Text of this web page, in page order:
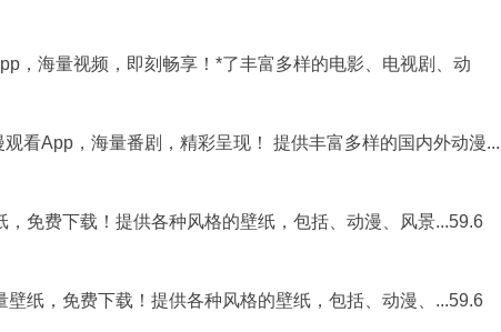
，海量视频，即刻畅享！*了丰富多样的电影、电视剧、动
看App，海量番剧，精彩呈现！ 提供丰富多样的国内外动漫...
免费下载！提供各种风格的壁纸，包括、动漫、风景...59.6
纸，免费下载！提供各种风格的壁纸，包括、动漫、...59.6